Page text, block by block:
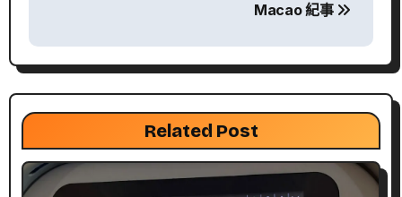
導
覽
Macao 紀事
Related Post